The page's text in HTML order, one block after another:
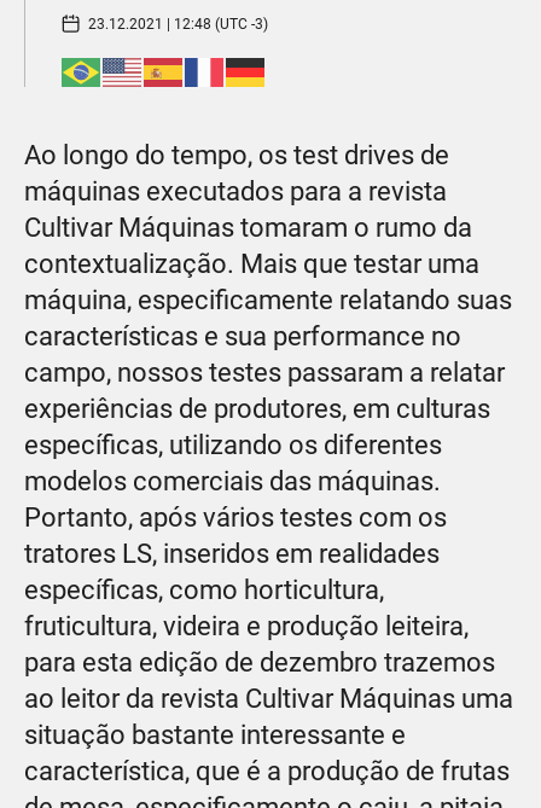
23.12.2021 | 12:48 (UTC -3)
Ao longo do tempo, os test drives de
máquinas executados para a revista
Cultivar Máquinas tomaram o rumo da
contextualização. Mais que testar uma
máquina, especificamente relatando suas
características e sua performance no
campo, nossos testes passaram a relatar
experiências de produtores, em culturas
específicas, utilizando os diferentes
modelos comerciais das máquinas.
Portanto, após vários testes com os
tratores LS, inseridos em realidades
específicas, como horticultura,
fruticultura, videira e produção leiteira,
para esta edição de dezembro trazemos
ao leitor da revista Cultivar Máquinas uma
situação bastante interessante e
característica, que é a produção de frutas